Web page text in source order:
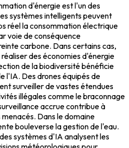
d'énergie est l'un des
systèmes intelligents peuvent
réel la consommation électrique
voie de conséquence
carbone. Dans certains cas,
des économies d'énergie
de la biodiversité bénéficie
l'IA. Des drones équipés de
surveiller de vastes étendues
illégales comme le braconnage
accrue contribue à
Dans le domaine
bouleverse la gestion de l'eau.
systèmes d'IA analysent les